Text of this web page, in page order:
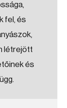
fel, és
létrejött
és